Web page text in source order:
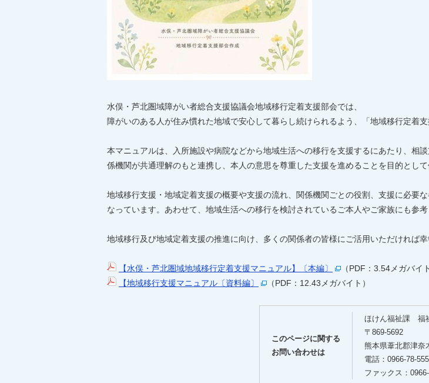
水俣・芦北圏域障がい者総合支援協議会地域移行定着支援部会では、
障がいのある人が住み慣れた地域で安心して暮らし続けられるよう、「地域移行定着支
本マニュアルは、入所施設や病院などから地域生活への移行を支援するにあたり、相
係機関が共通理解のもと連携し、本人の意思を尊重した支援を進めることを目的として
地域移行支援・地域定着支援の概要や支援の流れ、関係機関ごとの役割、支援に必要
なっています。あわせて、地域生活への移行を検討されているご本人やご家族にも参考
地域移行及び地域定着支援の推進に向け、多くの関係者の皆様にご活用いただければ幸
【水俣・芦北圏域地域移行定着支援マニュアル】〔本編〕
（PDF：3.54メガバイト
【地域移行支援マニュアル〔資料編〕
（PDF：12.43メガバイト）
このページに関する
お問い合わせは
ほけん福祉課 福
〒869-5692
熊本県葦北郡津奈
電話：0966-78-
ファックス：